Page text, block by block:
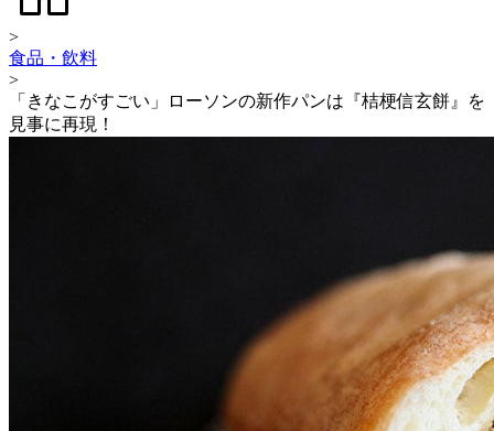
>
食品・飲料
>
「きなこがすごい」ローソンの新作パンは『桔梗信玄餅』を
見事に再現！